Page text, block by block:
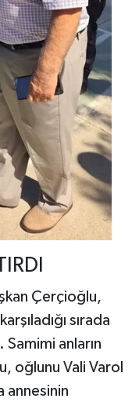
Çerçioğlu,
sırada
anların
oğlunu Vali Varol
annesinin